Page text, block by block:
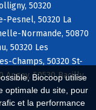
Biocoop utilise
optimale du site, pour
et la performance
50320
Pesnel, 50320 La
Normande, 50870
50320 Les
Champs, 50320 St-
Angey, 50530 Bacilly,